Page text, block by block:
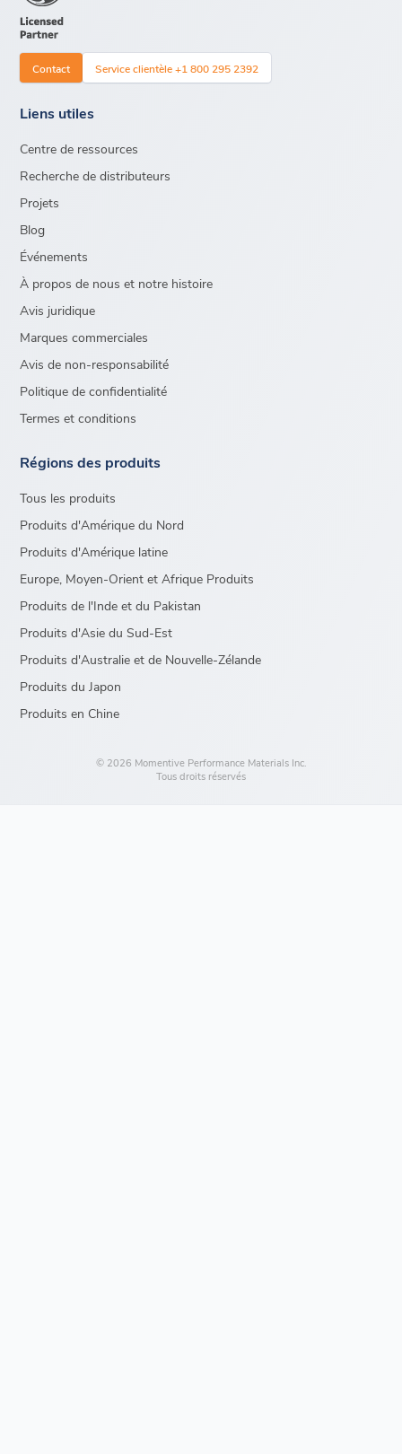
Contact Service clientèle +1 800 295 2392
Liens utiles
Centre de ressources
Recherche de distributeurs
Projets
Blog
Événements
À propos de nous et notre histoire
Avis juridique
Marques commerciales
Avis de non-responsabilité
Politique de confidentialité
Termes et conditions
Régions des produits
Tous les produits
Produits d'Amérique du Nord
Produits d'Amérique latine
Europe, Moyen-Orient et Afrique Produits
Produits de l'Inde et du Pakistan
Produits d'Asie du Sud-Est
Produits d'Australie et de Nouvelle-Zélande
Produits du Japon
Produits en Chine
© 2026 Momentive Performance Materials Inc.
Tous droits réservés